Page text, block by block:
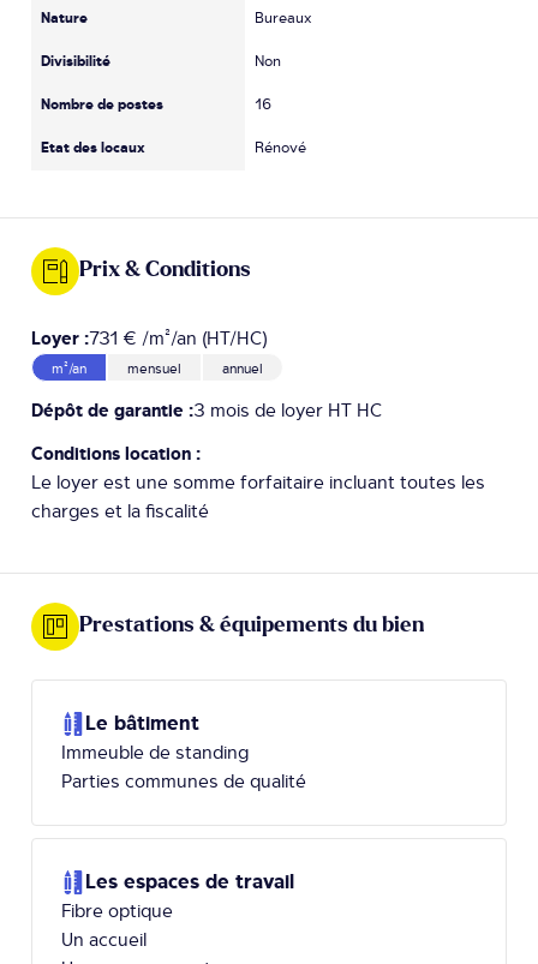
Nature
Divisibilité
Nombre de postes
Etat des locaux
Bureaux
Non
16
Rénové
Prix & Conditions
Loyer :731 € /m²/an (HT/HC)
m²/an mensuel annuel
Dépôt de garantie :3 mois de loyer HT HC
Conditions location :
Le loyer est une somme forfaitaire incluant toutes les
charges et la fiscalité
Prestations & équipements du bien
Le bâtiment
Immeuble de standing
Parties communes de qualité
Les espaces de travail
Fibre optique
Un accueil